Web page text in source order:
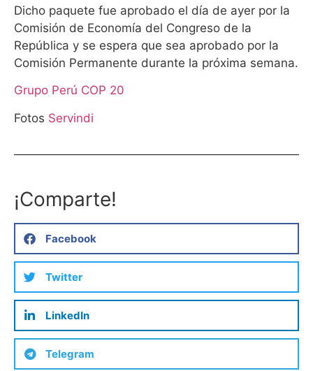
Dicho paquete fue aprobado el día de ayer por la
Comisión de Economía del Congreso de la
República y se espera que sea aprobado por la
Comisión Permanente durante la próxima semana.
Grupo Perú COP 20
Fotos Servindi
¡Comparte!
Facebook
Twitter
LinkedIn
Telegram